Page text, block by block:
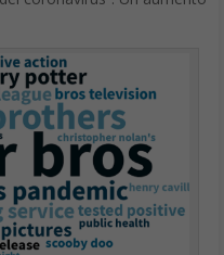
a Warner Bros verteva sui